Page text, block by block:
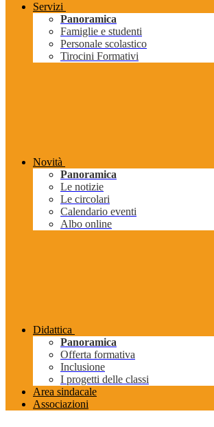
Servizi
Panoramica
Famiglie e studenti
Personale scolastico
Tirocini Formativi
Novità
Panoramica
Le notizie
Le circolari
Calendario eventi
Albo online
Didattica
Panoramica
Offerta formativa
Inclusione
I progetti delle classi
Area sindacale
Associazioni